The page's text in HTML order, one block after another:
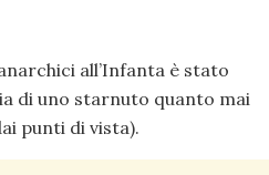
all’Infanta è stato
di uno starnuto quanto mai
punti di vista).